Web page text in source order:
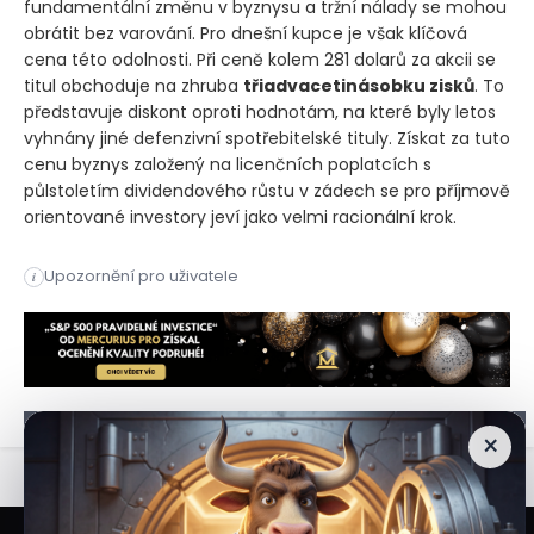
fundamentální změnu v byznysu a tržní nálady se mohou
obrátit bez varování. Pro dnešní kupce je však klíčová
cena této odolnosti. Při ceně kolem 281 dolarů za akcii se
titul obchoduje na zhruba třiadvacetinásobku zisků. To
představuje diskont oproti hodnotám, na které byly letos
vyhnány jiné defenzivní spotřebitelské tituly. Získat za tuto
cenu byznys založený na licenčních poplatcích s
půlstoletím dividendového růstu v zádech se pro příjmově
orientované investory jeví jako velmi racionální krok.
i Upozornění pro uživatele
Akcie fastfoodového řetězce posílily o 4 %, zatímco
×